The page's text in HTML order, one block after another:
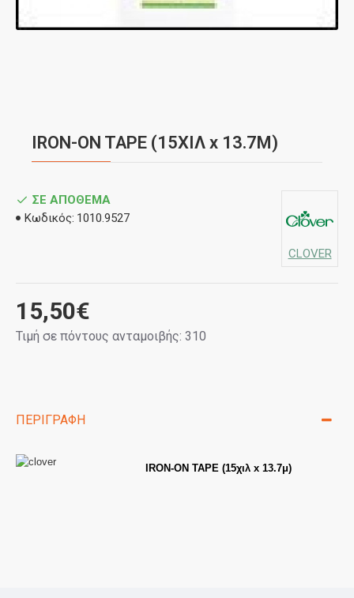
IRON-ON TAPE (15ΧΙΛ x 13.7Μ)
15,50€
Τιμή σε πόντους ανταμοιβής: 310
ΣΕ ΑΠΌΘΕΜΑ
Κωδικός: 1010.9527
CLOVER
ΠΕΡΙΓΡΑΦΉ
IRON-ON TAPE (15χιλ x 13.7μ)